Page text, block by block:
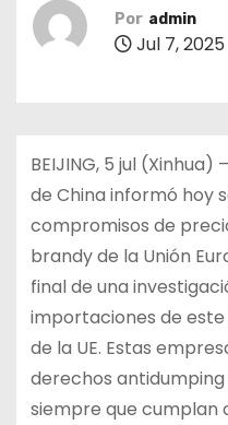
Por admin
Jul 7, 2025
BEIJING, 5 jul
de China informó hoy
compromisos de
brandy de la Unión
final de una
importaciones de
de la UE. Estas
derechos
siempre que cumplan